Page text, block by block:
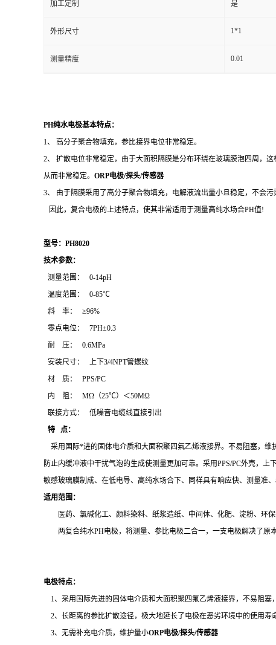
加工定制 是
外形尺寸 1*1
测量精度 0.01
PH纯水电极基本特点：
1、 高分子聚合物填充，参比接界电位非常稳定。
2、 扩散电位非常稳定，由于大面积隔膜是分布环绕在玻璃膜泡四周，
从而非常稳定。 ORP电极/探头/传感器
3、 由于隔膜采用了高分子聚合物填充，电解液流出量小且稳定，不会污
因此，复合电极的上述特点，使其非常适用于测量高纯水场合PH值!
型号： PH8020
技术参数：
测量范围：
0-14pH
温度范围：
0-85℃
斜
率：
≥96%
零点电位：
7PH±0.3
耐
压：
0.6MPa
安装尺寸： 上下3/4NPT管螺纹
材
质：
PPS/PC
内
阻 ： MΩ（25℃）＜50MΩ
联接方式：
低噪音电缆线直接引出
特 点：
采用国际*进的固体电介质和大面积聚四氟乙烯液接界。不易阻塞，维
防止内缓冲液中干扰气泡的生成使测量更加可靠。 采用PPS/PC外壳，上
敏感玻璃膜制成、在低电导、高纯水场合下、同样具有响应快、测量准
适用范围：
医药、氯碱化工、颜料染料、纸浆造纸、中间体、化肥、淀粉、环
两复合纯水PH电极，将测量、参比电极二合一，一支电极解决了原
电极特点：
1、采用国际先进的固体电介质和大面积聚四氟乙烯液接界，不易阻塞
2、长距离的参比扩散途径，极大地延长了电极在恶劣环境中的使用寿
3、无需补充电介质，维护量小ORP电极/探头/传感器